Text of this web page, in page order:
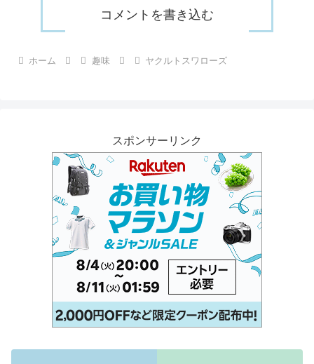
コメントを書き込む
ホーム 趣味 ヤクルトスワローズ
スポンサーリンク